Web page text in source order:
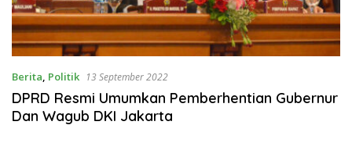
Berita, Politik 13 September 2022
DPRD Resmi Umumkan Pemberhentian Gubernur
Dan Wagub DKI Jakarta